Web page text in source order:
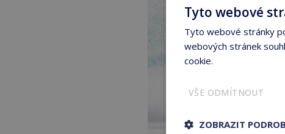
Tyto webové
Tyto webové stránky
webových stránek
cookie.
VŠE ODMÍTNOUT
ZOBRAZIT